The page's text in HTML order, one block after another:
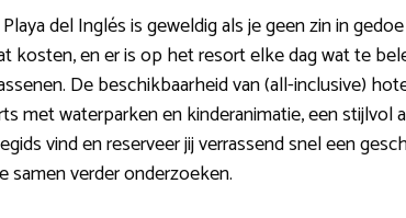
del Inglés is geweldig als je geen zin in
kosten, en er is op het resort elke dag wat te
De beschikbaarheid van (all-inclusive)
met waterparken en kinderanimatie, een
vind en reserveer jij verrassend snel een
samen verder onderzoeken.